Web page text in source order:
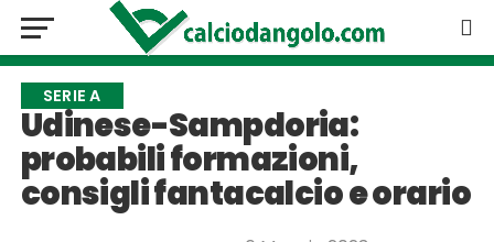
SERIE A
Udinese-Sampdoria:
probabili formazioni,
consigli fantacalcio e orario